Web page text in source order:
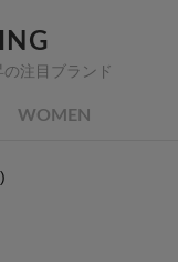
注目ブランド
WOMEN